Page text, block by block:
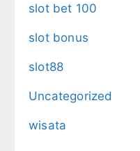
slot bet 100
slot bonus
slot88
Uncategorized
wisata